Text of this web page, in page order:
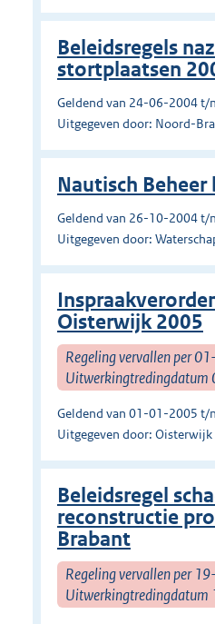
Beleidsregels
stortplaatsen
Geldend van 24-06-2004 t/
Uitgegeven door: Noord-
Nautisch
Geldend van 26-10-2004 t/
Uitgegeven door:
Oisterwijk 2005
Regeling vervallen per
Geldend van 01-01-2005
Uitgegeven door: Oisterwijk
Beleidsregel
reconstructie
Brabant
Regeling vervallen per